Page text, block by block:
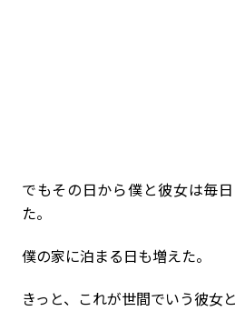
でもその日から僕と彼女は毎
た。
僕の家に泊まる日も増えた。
きっと、これが世間でいう彼女